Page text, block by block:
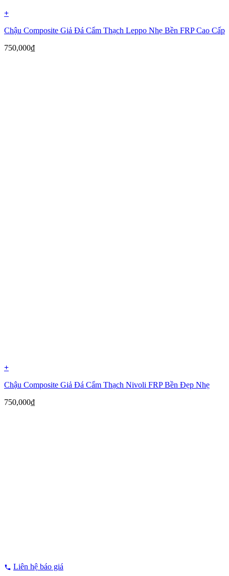
+
Chậu Composite Giả Đá Cẩm Thạch Leppo Nhẹ Bền FRP Cao Cấp
750,000₫
+
Chậu Composite Giả Đá Cẩm Thạch Nivoli FRP Bền Đẹp Nhẹ
750,000₫
Liên hệ báo giá